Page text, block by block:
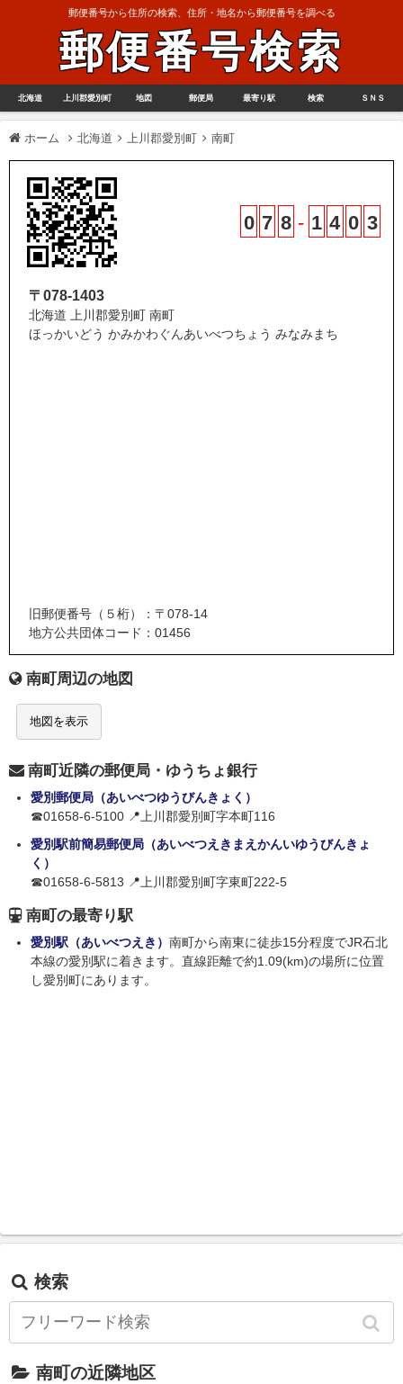
郵便番号から住所の検索、住所・地名から郵便番号を調べる
郵便番号検索
北海道 上川郡愛別町 地図 郵便局 最寄り駅 検索 ＳＮＳ
ホーム 北海道 上川郡愛別町 南町
0 7 8 - 1 4 0 3
〒078-1403
北海道 上川郡愛別町 南町
ほっかいどう かみかわぐんあいべつちょう みなみまち
旧郵便番号（５桁）：〒078-14
地方公共団体コード：01456
南町周辺の地図
地図を表示
南町近隣の郵便局・ゆうちょ銀行
愛別郵便局（あいべつゆうびんきょく）
☎01658-6-5100 📍上川郡愛別町字本町116
愛別駅前簡易郵便局（あいべつえきまえかんいゆうびんきょ
く）
☎01658-6-5813 📍上川郡愛別町字東町222-5
南町の最寄り駅
愛別駅（あいべつえき） 南町から南東に徒歩15分程度でJR石北
本線の愛別駅に着きます。直線距離で約1.09(km)の場所に位置
し愛別町にあります。
検索
南町の近隣地区